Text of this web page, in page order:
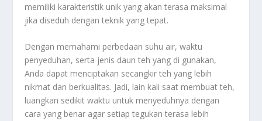
memiliki karakteristik unik yang akan terasa maksimal
jika diseduh dengan teknik yang tepat.
Dengan memahami perbedaan suhu air, waktu
penyeduhan, serta jenis daun teh yang di gunakan,
Anda dapat menciptakan secangkir teh yang lebih
nikmat dan berkualitas. Jadi, lain kali saat membuat teh,
luangkan sedikit waktu untuk menyeduhnya dengan
cara yang benar agar setiap tegukan terasa lebih